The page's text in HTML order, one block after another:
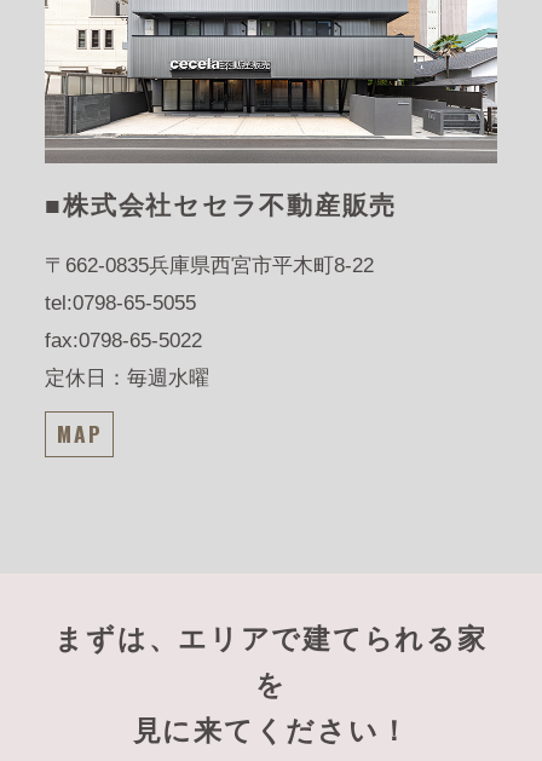
■株式会社セセラ不動産販売
〒662-0835兵庫県西宮市平木町8-22
tel:0798-65-5055
fax:0798-65-5022
定休日：毎週水曜
MAP
まずは、エリアで建てられる家
を
見に来てください！